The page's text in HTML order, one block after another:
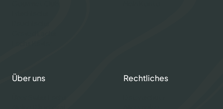
Über uns Rechtliches